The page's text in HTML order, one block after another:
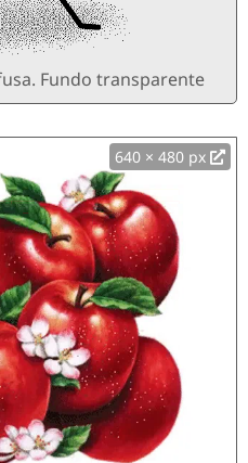
Fundo transparente
640 × 480 px